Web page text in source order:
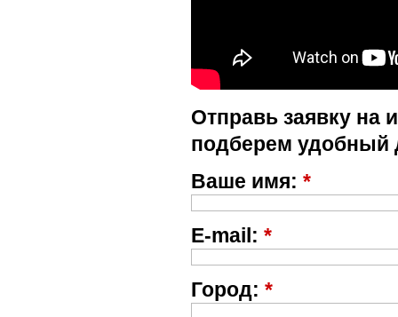
Отправь заявку на
подберем удобный
Ваше имя: *
E-mail: *
Город: *